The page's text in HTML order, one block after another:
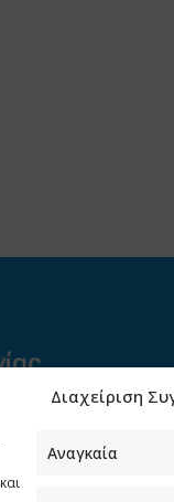
Διαχείριση
και
Αναγκαία